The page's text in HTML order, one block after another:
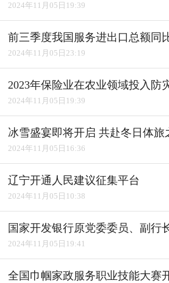
2024年11月05日19:39
前三季度我国服务进出口总额同
2024年11月05日23:19
2023年保险业在农业领域投入防
2024年11月05日19:39
冰雪盛宴即将开启 共赴冬日体旅
2024年11月05日16:36
辽宁开通人民建议征集平台
2024年11月05日10:38
2024年11月05日19:41